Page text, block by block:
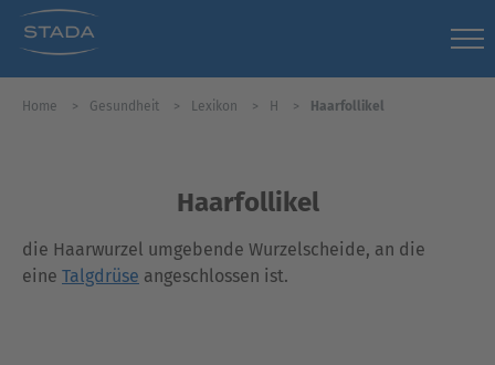
Home Gesundheit Lexikon H Haarfollikel
Haarfollikel
die Haarwurzel umgebende Wurzelscheide, an die
eine Talgdrüse angeschlossen ist.